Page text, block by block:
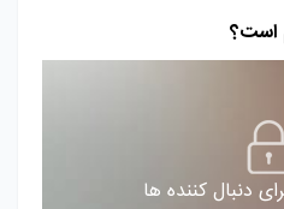
است؟
دنبال کننده ها